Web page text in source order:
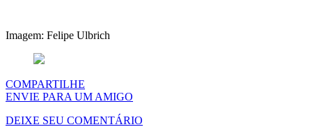
Imagem: Felipe Ulbrich
COMPARTILHE
ENVIE PARA UM AMIGO
DEIXE SEU COMENTÁRIO